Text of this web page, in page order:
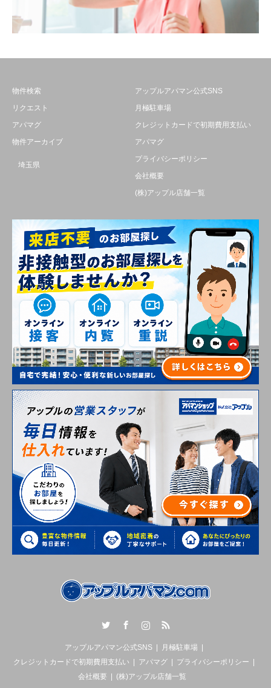
物件検索
リクエスト
アパマグ
物件アーカイブ
埼玉県
アップルアパマン公式SNS
月極駐車場
クレジットカードで初期費用支払い
アパマグ
プライバシーポリシー
会社概要
(株)アップル店舗一覧
RSS
アップルアパマン公式SNS
月極駐車場
クレジットカードで初期費用支払い
アパマグ
プライバシーポリシー
会社概要
(株)アップル店舗一覧